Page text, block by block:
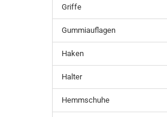
Griffe
Gummiauflagen
Haken
Halter
Hemmschuhe